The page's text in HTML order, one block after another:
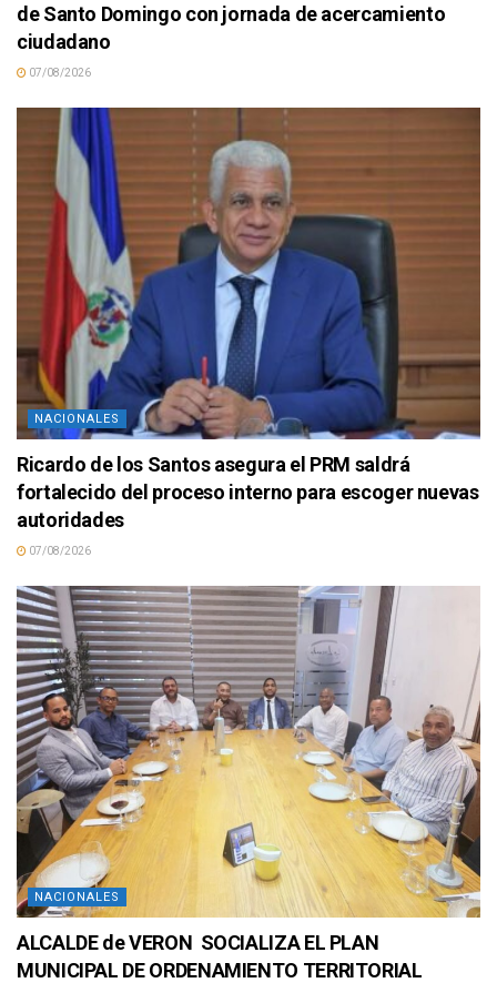
de Santo Domingo con jornada de acercamiento
ciudadano
07/08/2026
NACIONALES
Ricardo de los Santos asegura el PRM saldrá
fortalecido del proceso interno para escoger nuevas
autoridades
07/08/2026
NACIONALES
ALCALDE de VERON SOCIALIZA EL PLAN
MUNICIPAL DE ORDENAMIENTO TERRITORIAL